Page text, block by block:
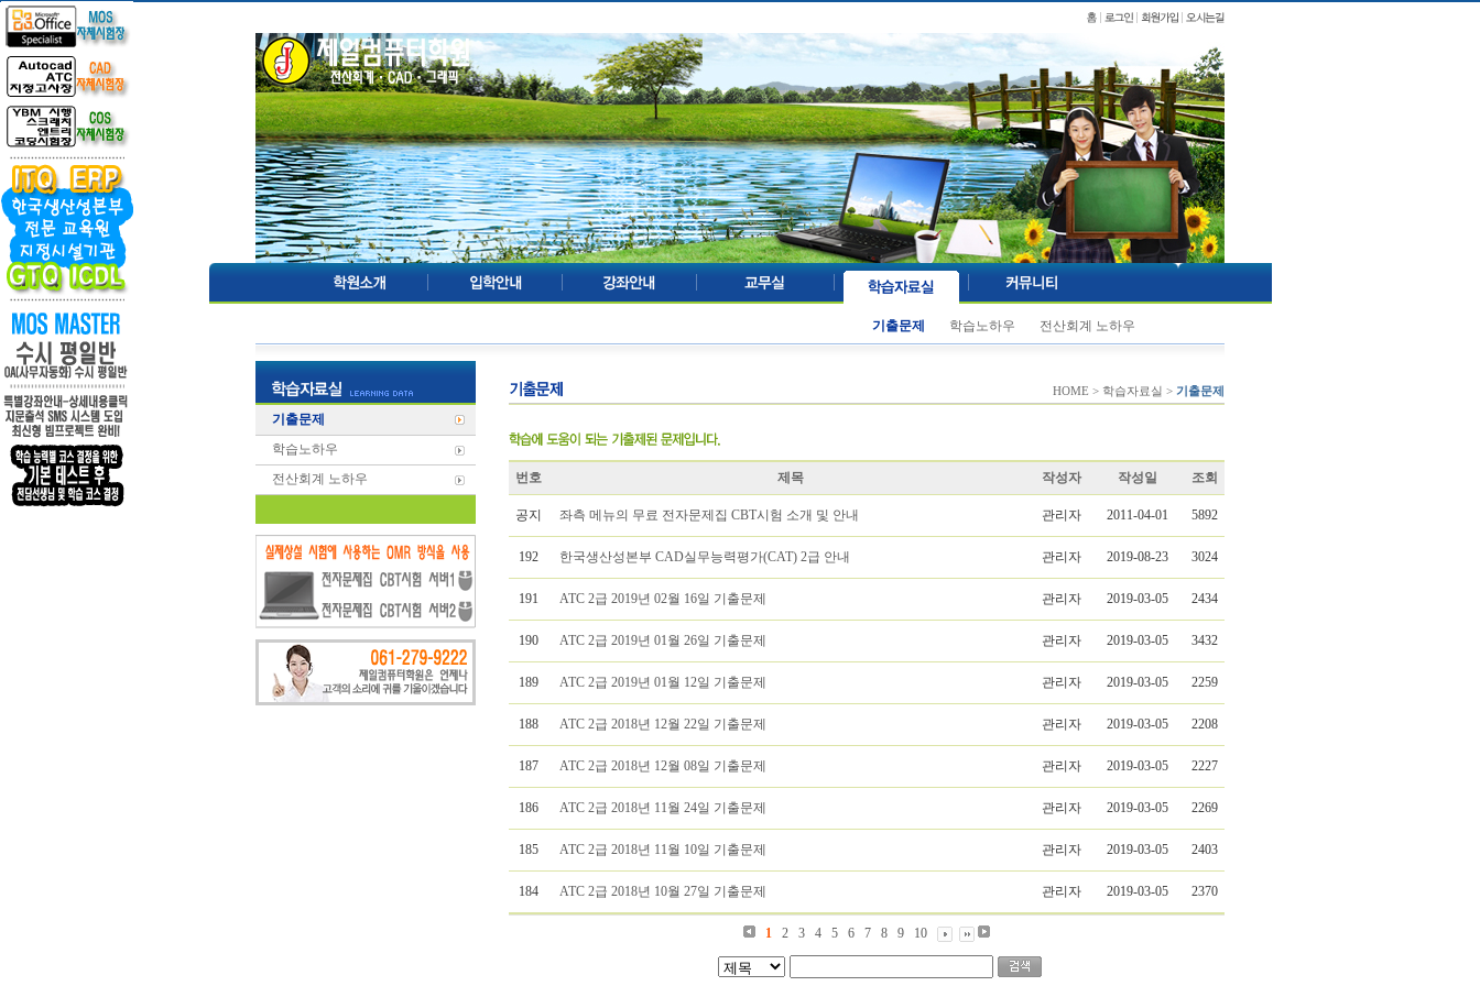
기출문제 학습노하우 전산회계 노하우
기출문제
학습노하우
전산회계 노하우
HOME > 학습자료실 > 기출문제
번호 제목 작성자 작성일 조회
공지 좌측 메뉴의 무료 전자문제집 CBT시험 소개 및 안내 관리자 2011-04-01 5892
192 한국생산성본부 CAD실무능력평가(CAT) 2급 안내 관리자 2019-08-23 3024
191 ATC 2급 2019년 02월 16일 기출문제 관리자 2019-03-05 2434
190 ATC 2급 2019년 01월 26일 기출문제 관리자 2019-03-05 3432
189 ATC 2급 2019년 01월 12일 기출문제 관리자 2019-03-05 2259
188 ATC 2급 2018년 12월 22일 기출문제 관리자 2019-03-05 2208
187 ATC 2급 2018년 12월 08일 기출문제 관리자 2019-03-05 2227
186 ATC 2급 2018년 11월 24일 기출문제 관리자 2019-03-05 2269
185 ATC 2급 2018년 11월 10일 기출문제 관리자 2019-03-05 2403
184 ATC 2급 2018년 10월 27일 기출문제 관리자 2019-03-05 2370
1 2 3 4 5 6 7 8 9 10